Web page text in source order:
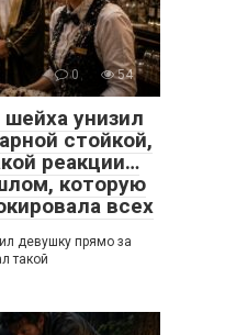
0 54
унизил
стойкой,
реакции…
которую
всех
девушку прямо за
такой